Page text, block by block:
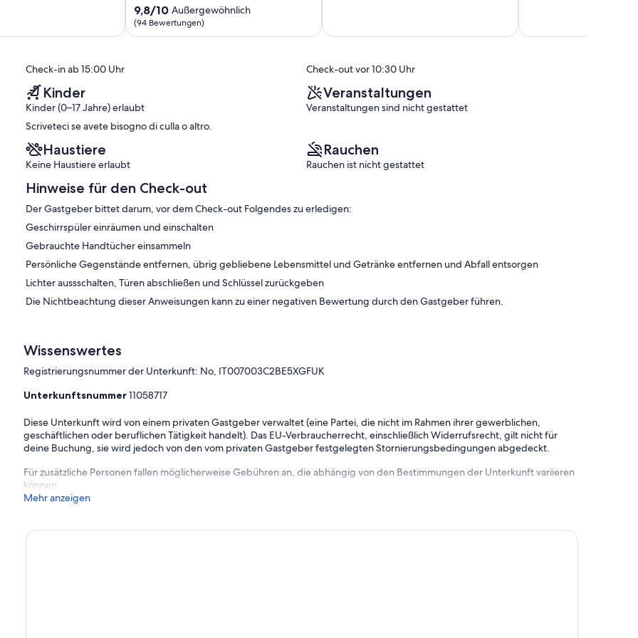
Skigebiet
Pila
entfernt
9.8
von
10,
9,8/10 Außergewöhnlich
(94 Bewertungen)
Check-in ab 15:00 Uhr Check-out vor 10:30 Uhr
Kinder
Kinder (0–17 Jahre) erlaubt
Scriveteci se avete bisogno di culla o altro.
Veranstaltungen
Veranstaltungen sind nicht gestattet
Haustiere
Keine Haustiere erlaubt
Rauchen
Rauchen ist nicht gestattet
Hinweise für den Check-out
Der Gastgeber bittet darum, vor dem Check-out Folgendes zu erledigen:
Geschirrspüler einräumen und einschalten
Gebrauchte Handtücher einsammeln
Persönliche Gegenstände entfernen, übrig gebliebene Lebensmittel und Getränke entfernen und Abfall entsorgen
Lichter aussschalten, Türen abschließen und Schlüssel zurückgeben
Die Nichtbeachtung dieser Anweisungen kann zu einer negativen Bewertung durch den Gastgeber führen.
Wissenswertes
Registrierungsnummer der Unterkunft: No, IT007003C2BE5XGFUK
Unterkunftsnummer11058717
Diese Unterkunft wird von einem privaten Gastgeber verwaltet (eine Partei, die nicht im Rahmen ihrer gewerblichen,
geschäftlichen oder beruflichen Tätigkeit handelt). Das EU-Verbraucherrecht, einschließlich Widerrufsrecht, gilt nicht für
deine Buchung, sie wird jedoch von den vom privaten Gastgeber festgelegten Stornierungsbedingungen abgedeckt.
Für zusätzliche Personen fallen möglicherweise Gebühren an, die abhängig von den Bestimmungen der Unterkunft variieren
können.
Mehr anzeigen